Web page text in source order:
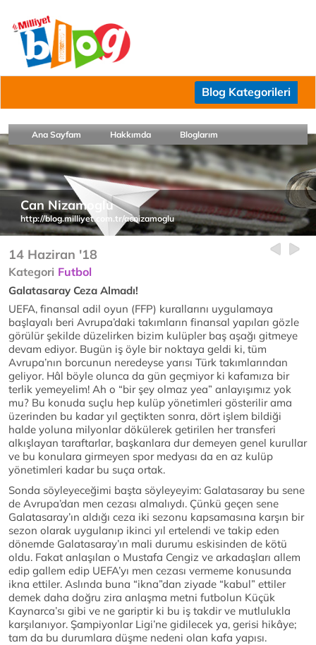
Blog Kategorileri
Ana Sayfam Hakkımda Bloglarım
Can Nizamoglu
http://blog.milliyet.com.tr/acnizamoglu
14 Haziran '18
Kategori Futbol
Galatasaray Ceza Almadı!
UEFA, finansal adil oyun (FFP) kurallarını uygulamaya
başlayalı beri Avrupa’daki takımların finansal yapıları gözle
görülür şekilde düzelirken bizim kulüpler baş aşağı gitmeye
devam ediyor. Bugün iş öyle bir noktaya geldi ki, tüm
Avrupa’nın borcunun neredeyse yarısı Türk takımlarından
geliyor. Hâl böyle olunca da gün geçmiyor ki kafamıza bir
terlik yemeyelim! Ah o “bir şey olmaz yea” anlayışımız yok
mu? Bu konuda suçlu hep kulüp yönetimleri gösterilir ama
üzerinden bu kadar yıl geçtikten sonra, dört işlem bildiği
halde yoluna milyonlar dökülerek getirilen her transferi
alkışlayan taraftarlar, başkanlara dur demeyen genel kurullar
ve bu konulara girmeyen spor medyası da en az kulüp
yönetimleri kadar bu suça ortak.
Sonda söyleyeceğimi başta söyleyeyim: Galatasaray bu sene
de Avrupa’dan men cezası almalıydı. Çünkü geçen sene
Galatasaray’ın aldığı ceza iki sezonu kapsamasına karşın bir
sezon olarak uygulanıp ikinci yıl ertelendi ve takip eden
dönemde Galatasaray’ın mali durumu eskisinden de kötü
oldu. Fakat anlaşılan o Mustafa Cengiz ve arkadaşları allem
edip gallem edip UEFA’yı men cezası vermeme konusunda
ikna ettiler. Aslında buna “ikna”dan ziyade “kabul” ettiler
demek daha doğru zira anlaşma metni futbolun Küçük
Kaynarca’sı gibi ve ne gariptir ki bu iş takdir ve mutlulukla
karşılanıyor. Şampiyonlar Ligi’ne gidilecek ya, gerisi hikâye;
tam da bu durumlara düşme nedeni olan kafa yapısı.